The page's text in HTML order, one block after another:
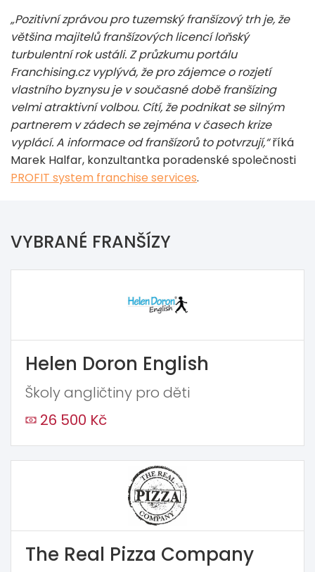
„Pozitivní zprávou pro tuzemský franšízový trh je, že
většina majitelů franšízových licencí loňský
turbulentní rok ustáli. Z průzkumu portálu
Franchising.cz vyplývá, že pro zájemce o rozjetí
vlastního byznysu je v současné době franšízing
velmi atraktivní volbou. Cítí, že podnikat se silným
partnerem v zádech se zejména v časech krize
vyplácí. A informace od franšízorů to potvrzují,“říká
Marek Halfar, konzultantka poradenské společnosti
PROFIT system franchise services.
VYBRANÉ FRANŠÍZY
Helen Doron English
Školy angličtiny pro děti
26 500 Kč
The Real Pizza Company